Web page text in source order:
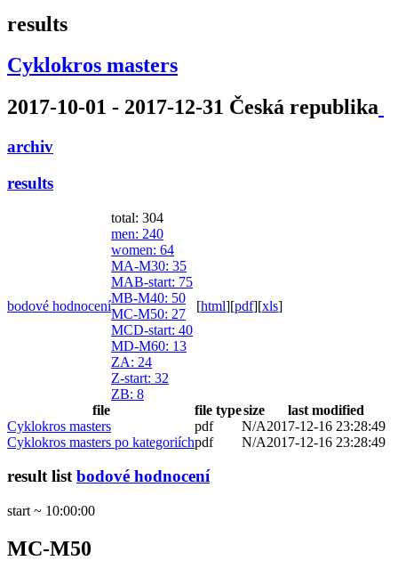
results
Cyklokros masters
2017-10-01 - 2017-12-31 Česká republika
archiv
results
bodové hodnocení
total: 304
men: 240
women: 64
MA-M30: 35
MAB-start: 75
MB-M40: 50
MC-M50: 27
MCD-start: 40
MD-M60: 13
ZA: 24
Z-start: 32
ZB: 8
[html][pdf][xls]
file file typesize
last modified
Cyklokros masters
pdf N/A2017-12-16 23:28:49
Cyklokros masters po kategoriíchpdf N/A2017-12-16 23:28:49
result listbodové hodnocení
start ~ 10:00:00
MC-M50